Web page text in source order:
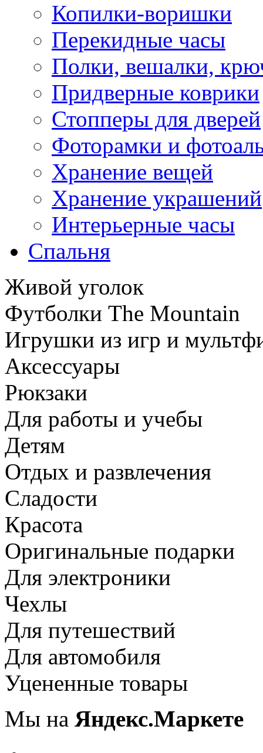
Копилки-воришки
Перекидные часы
Полки, вешалки,
Придверные коврики
Стопперы для дверей
Фоторамки и
Хранение вещей
Хранение украшений
Интерьерные часы
Спальня
Живой уголок
Футболки The Mountain
Игрушки из игр и
Аксессуары
Рюкзаки
Для работы и учебы
Детям
Отдых и развлечения
Сладости
Красота
Оригинальные подарки
Для электроники
Чехлы
Для путешествий
Для автомобиля
Уцененные товары
Мы на Яндекс.Маркете